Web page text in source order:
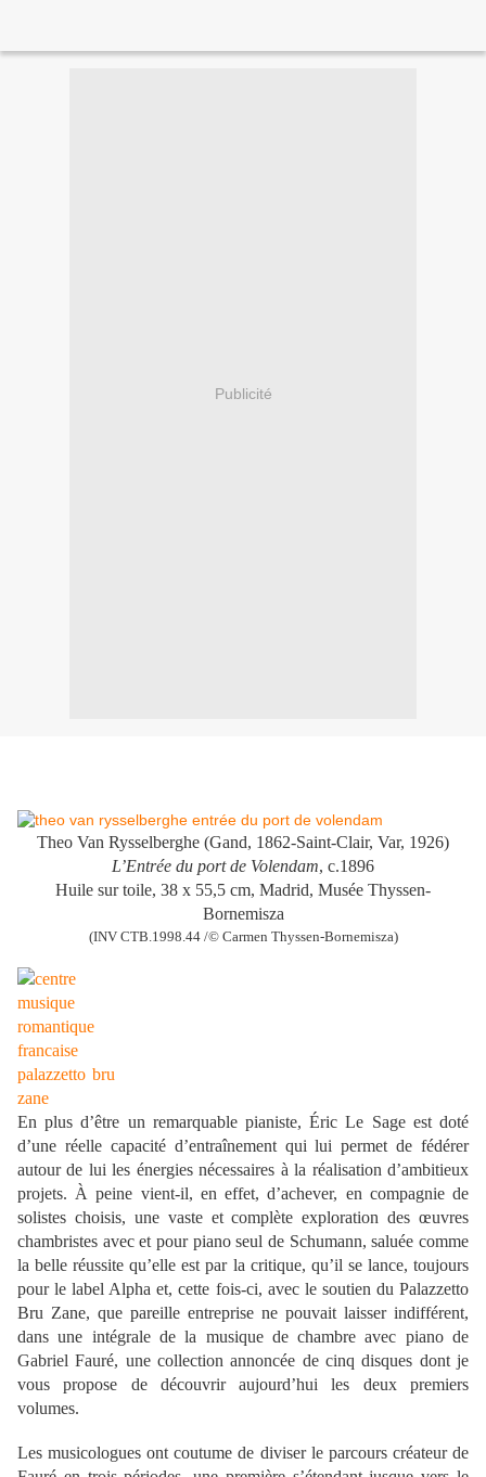
Publicité
Theo Van Rysselberghe (Gand, 1862-Saint-Clair, Var, 1926)
L’Entrée du port de Volendam, c.1896
Huile sur toile, 38 x 55,5 cm, Madrid, Musée Thyssen-
Bornemisza
(INV CTB.1998.44 /© Carmen Thyssen-Bornemisza)
En plus d’être un remarquable pianiste, Éric Le Sage est doté
d’une réelle capacité d’entraînement qui lui permet de fédérer
autour de lui les énergies nécessaires à la réalisation d’ambitieux
projets. À peine vient-il, en effet, d’achever, en compagnie de
solistes choisis, une vaste et complète exploration des œuvres
chambristes avec et pour piano seul de Schumann, saluée comme
la belle réussite qu’elle est par la critique, qu’il se lance, toujours
pour le label Alpha et, cette fois-ci, avec le soutien du Palazzetto
Bru Zane, que pareille entreprise ne pouvait laisser indifférent,
dans une intégrale de la musique de chambre avec piano de
Gabriel Fauré, une collection annoncée de cinq disques dont je
vous propose de découvrir aujourd’hui les deux premiers
volumes.
Les musicologues ont coutume de diviser le parcours créateur de